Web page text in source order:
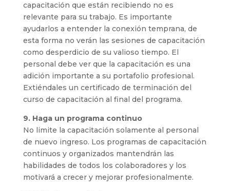
capacitación que están recibiendo no es
relevante para su trabajo. Es importante
ayudarlos a entender la conexión temprana, de
esta forma no verán las sesiones de capacitación
como desperdicio de su valioso tiempo. El
personal debe ver que la capacitación es una
adición importante a su portafolio profesional.
Extiéndales un certificado de terminación del
curso de capacitación al final del programa.
9. Haga un programa continuo
No limite la capacitación solamente al personal
de nuevo ingreso. Los programas de capacitación
continuos y organizados mantendrán las
habilidades de todos los colaboradores y los
motivará a crecer y mejorar profesionalmente.